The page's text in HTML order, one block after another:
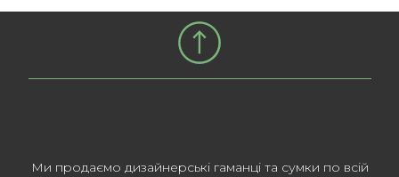
Ми продаємо дизайнерські гаманці та сумки по всій